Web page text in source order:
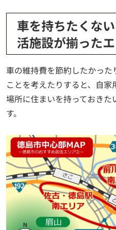
車を持ちたくな
活施設が揃った
車の維持費を節約したかっ
ことを考えたりすると、自
場所に住まいを持っておき
す。